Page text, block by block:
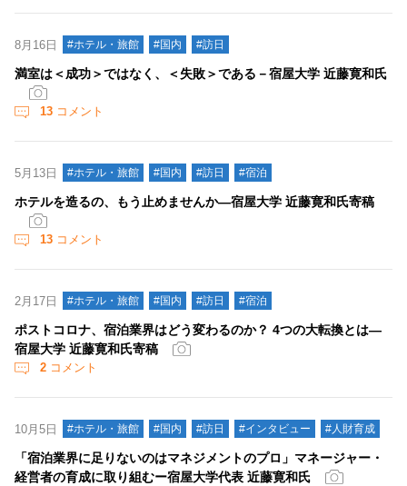
8月16日 #ホテル・旅館 #国内 #訪日
満室は＜成功＞ではなく、＜失敗＞である－宿屋大学 近藤寛和氏
13 コメント
5月13日 #ホテル・旅館 #国内 #訪日 #宿泊
ホテルを造るの、もう止めませんか―宿屋大学 近藤寛和氏寄稿
13 コメント
2月17日 #ホテル・旅館 #国内 #訪日 #宿泊
ポストコロナ、宿泊業界はどう変わるのか？ 4つの大転換とは―
宿屋大学 近藤寛和氏寄稿
2 コメント
10月5日 #ホテル・旅館 #国内 #訪日 #インタビュー #人財育成
「宿泊業界に足りないのはマネジメントのプロ」マネージャー・
経営者の育成に取り組むー宿屋大学代表 近藤寛和氏